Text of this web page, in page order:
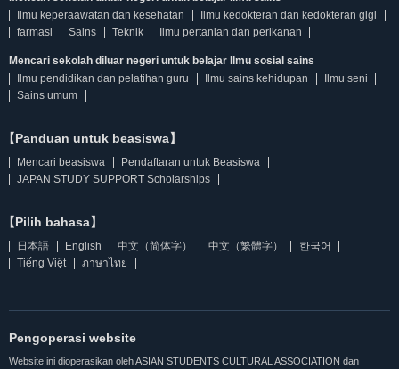
Ilmu keperaawatan dan kesehatan
Ilmu kedokteran dan kedokteran gigi
farmasi
Sains Teknik Ilmu pertanian dan perikanan
Mencari sekolah diluar negeri untuk belajar Ilmu sosial sains
Ilmu pendidikan dan pelatihan guru
Ilmu sains kehidupan
Ilmu seni
Sains umum
【Panduan untuk beasiswa】
Mencari beasiswa
Pendaftaran untuk Beasiswa
JAPAN STUDY SUPPORT Scholarships
【Pilih bahasa】
日本語 English 中文（简体字） 中文（繁體字）
한국어
Tiếng Việt
ภาษาไทย
Pengoperasi website
Website ini dioperasikan oleh ASIAN STUDENTS CULTURAL ASSOCIATION dan